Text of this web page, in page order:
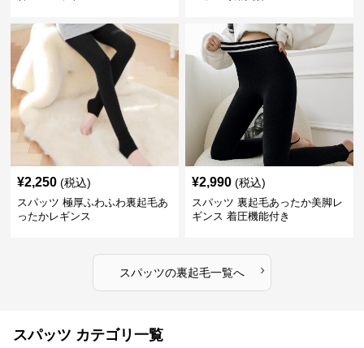
¥2,250 (税込)
スパッツ 極厚ふわふわ裏起毛あ
ったかレギンス
¥2,990 (税込)
スパッツ 裏起毛あったか美脚レ
ギンス 着圧機能付き
スパッツの裏起毛一覧へ ›
スパッツ カテゴリ一覧